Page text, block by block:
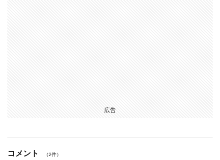
広告
コメント （2件）